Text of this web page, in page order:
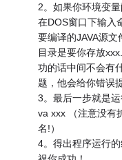
2。如果你环境变
在DOS窗口下输入
要编译的JAVA源
目录是要你存放
功的话中间不会有
题，他会给你错误
3。最后一步就是
va xxx （注意没有
名!）
4。得出程序运行的